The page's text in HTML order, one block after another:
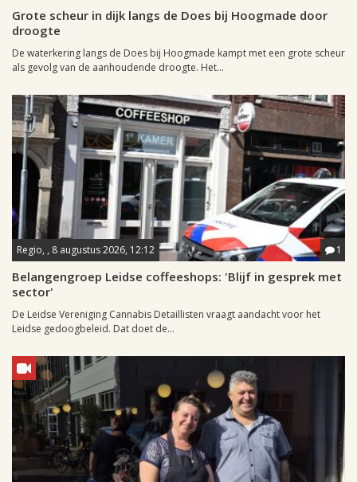
Grote scheur in dijk langs de Does bij Hoogmade door
droogte
De waterkering langs de Does bij Hoogmade kampt met een grote scheur
als gevolg van de aanhoudende droogte. Het...
Regio, , 8 augustus 2026, 12:12 1
Belangengroep Leidse coffeeshops: 'Blijf in gesprek met
sector'
De Leidse Vereniging Cannabis Detaillisten vraagt aandacht voor het
Leidse gedoogbeleid. Dat doet de...